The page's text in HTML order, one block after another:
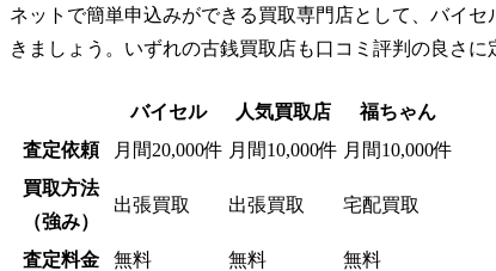
ネットで簡単申込みができる買取専門店として、バイ
きましょう。いずれの古銭買取店も口コミ評判の良さに
バイセル 人気買取店
福ちゃん
査定依頼
月間20,000件 月間10,000件 月間10,000件
買取方法
（強み）
出張買取 出張買取 宅配買取
査定料金 無料 無料
無料